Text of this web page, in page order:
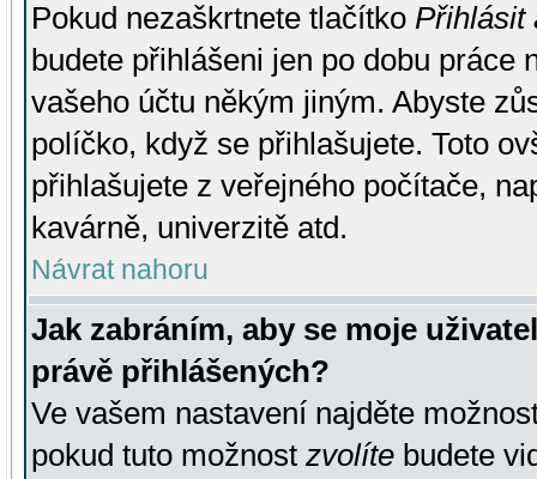
Pokud nezaškrtnete tlačítko Přihlásit
budete přihlášeni jen po dobu práce
vašeho účtu někým jiným. Abyste
políčko, když se přihlašujete. Toto
přihlašujete z veřejného počítače,
kavárně, univerzitě atd.
Návrat nahoru
Jak zabráním, aby se moje
právě přihlášených?
Ve vašem nastavení najděte
pokud tuto možnost zvolíte budete